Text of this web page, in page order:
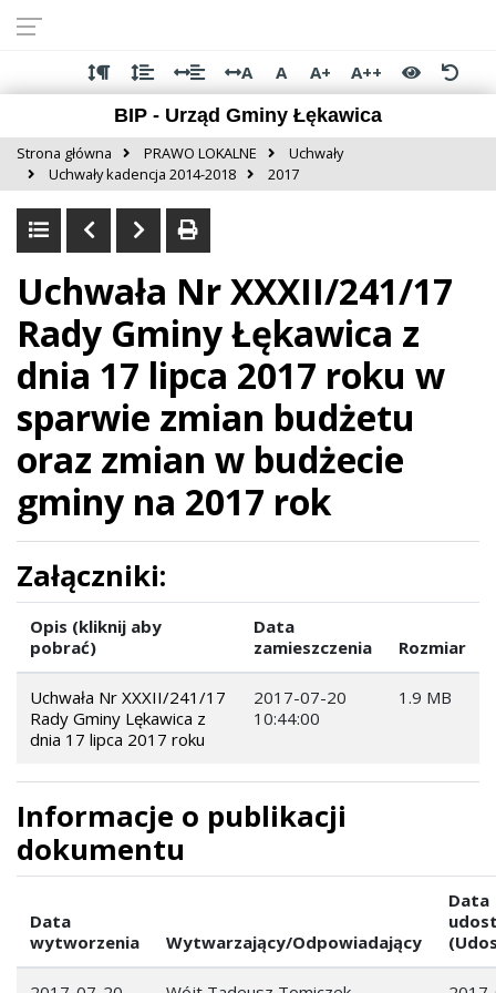
dostępności
głównej
treści
menu
stopki
A A A+
A++
BIP - Urząd Gminy Łękawica
Strona główna PRAWO LOKALNE
Uchwały
Uchwały kadencja 2014-2018
2017
Uchwała Nr XXXII/241/17
Rady Gminy Łękawica z
dnia 17 lipca 2017 roku w
sparwie zmian budżetu
oraz zmian w budżecie
gminy na 2017 rok
Załączniki:
Opis (kliknij aby
pobrać)
Data
zamieszczenia
Rozmiar
Uchwała Nr XXXII/241/17
Rady Gminy Lękawica z
dnia 17 lipca 2017 roku
2017-07-20
10:44:00
1.9 MB
Informacje o publikacji
dokumentu
Data
wytworzenia
Wytwarzający/Odpowiadający
Data